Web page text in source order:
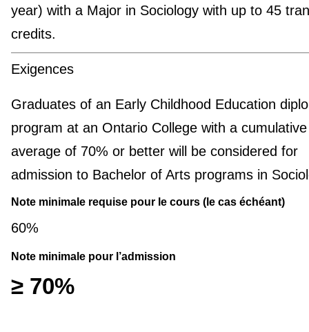
year) with a Major in Sociology with up to 45
credits.
Exigences
Graduates of an Early Childhood Education
program at an Ontario College with a
average of 70% or better will be considered for
admission to Bachelor of Arts programs in
Note minimale requise pour le cours (le cas échéant)
60%
Note minimale pour l’admission
≥ 70%